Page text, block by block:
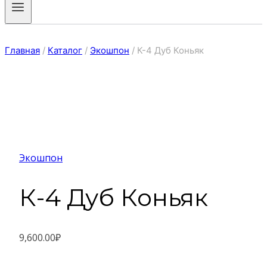
Главная / Каталог / Экошпон / К-4 Дуб Коньяк
Экошпон
К-4 Дуб Коньяк
9,600.00₽